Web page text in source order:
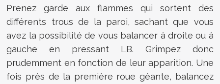
Prenez garde aux flammes qui sortent des
différents trous de la paroi, sachant que vous
avez la possibilité de vous balancer à droite ou à
gauche en pressant LB. Grimpez donc
prudemment en fonction de leur apparition. Une
fois près de la première roue géante, balancez